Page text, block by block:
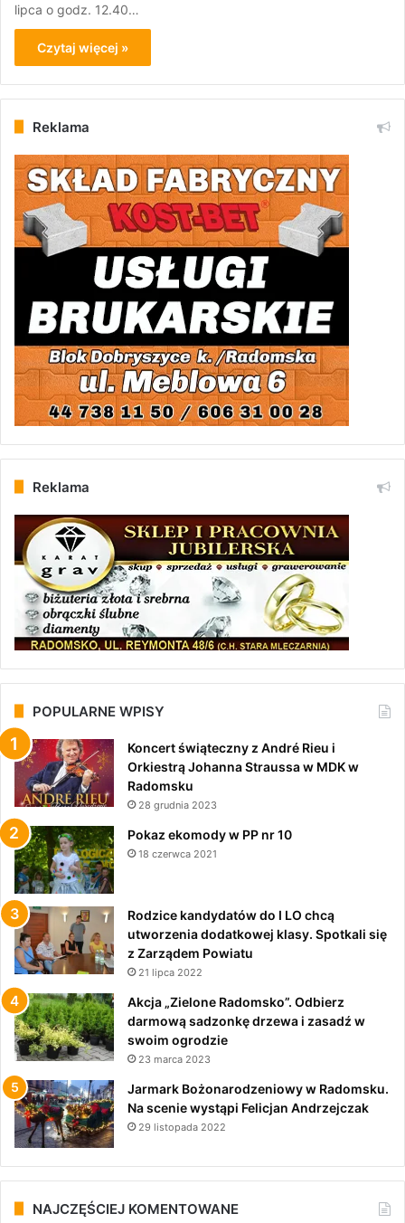
lipca o godz. 12.40…
Czytaj więcej »
Reklama
Reklama
POPULARNE WPISY
Koncert świąteczny z André Rieu i
Orkiestrą Johanna Straussa w MDK w
Radomsku
28 grudnia 2023
Pokaz ekomody w PP nr 10
18 czerwca 2021
Rodzice kandydatów do I LO chcą
utworzenia dodatkowej klasy. Spotkali się
z Zarządem Powiatu
21 lipca 2022
Akcja „Zielone Radomsko”. Odbierz
darmową sadzonkę drzewa i zasadź w
swoim ogrodzie
23 marca 2023
Jarmark Bożonarodzeniowy w Radomsku.
Na scenie wystąpi Felicjan Andrzejczak
29 listopada 2022
NAJCZĘŚCIEJ KOMENTOWANE